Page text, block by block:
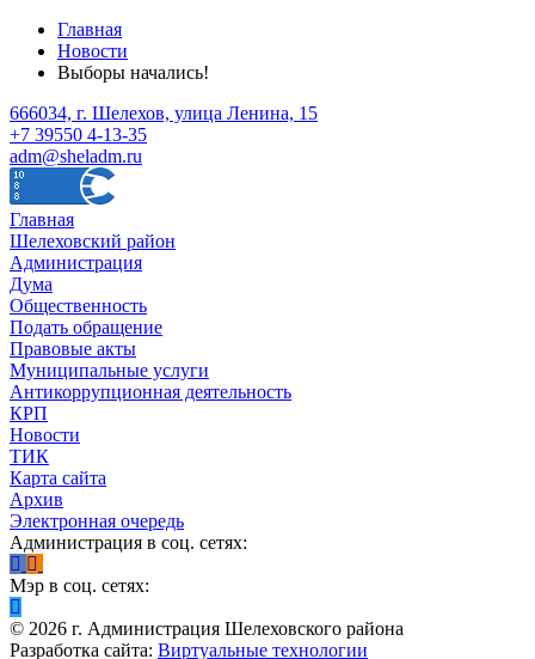
Главная
Новости
Выборы начались!
666034, г. Шелехов, улица Ленина, 15
+7 39550 4-13-35
adm@sheladm.ru
Главная
Шелеховский район
Администрация
Дума
Общественность
Подать обращение
Правовые акты
Муниципальные услуги
Антикоррупционная деятельность
КРП
Новости
ТИК
Карта сайта
Архив
Электронная очередь
Администрация в соц. сетях:
Мэр в соц. сетях:
© 2026 г. Администрация Шелеховского района
Разработка сайта: Виртуальные технологии